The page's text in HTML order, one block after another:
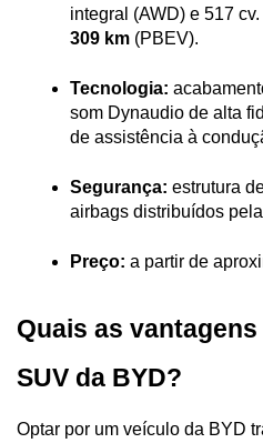
309 km (PBEV).
Tecnologia:
som Dynaudio de alta
de assistência à
Segurança: estrutura
airbags distribuídos
Preço: a partir de
Quais as
SUV da BYD?
Optar por um veículo da BYD